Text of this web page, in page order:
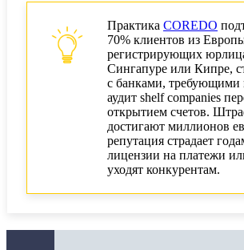
FATF, guidance для TCSP и UBO
Что ищут регуляторы в ремедиации
GDPR и ограничения UBO между
юрисдикциями
План внедрения улучшений на 90/
90 дней: быстрые победы в bulk
365 дней: типологии, ML,
Практика COREDO
70% клиентов из
регистрирующих
Сингапуре или Кипре,
с банками, требующими
аудит shelf companies
открытием счетов.
достигают миллионов
репутация страдает
лицензии на платежи
уходят конкурентам.